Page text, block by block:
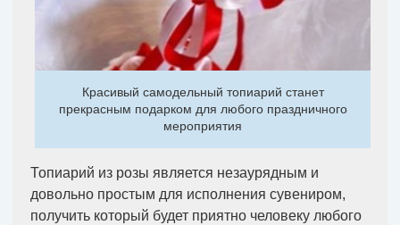
Красивый самодельный топиарий станет
прекрасным подарком для любого праздничного
мероприятия
Топиарий из розы является незаурядным и
довольно простым для исполнения сувениром,
получить который будет приятно человеку любого